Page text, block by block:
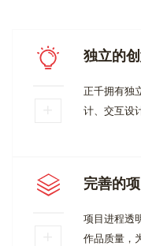
独立的
正千拥有独
计、交互设
完善的
项目进程透
作品质量，